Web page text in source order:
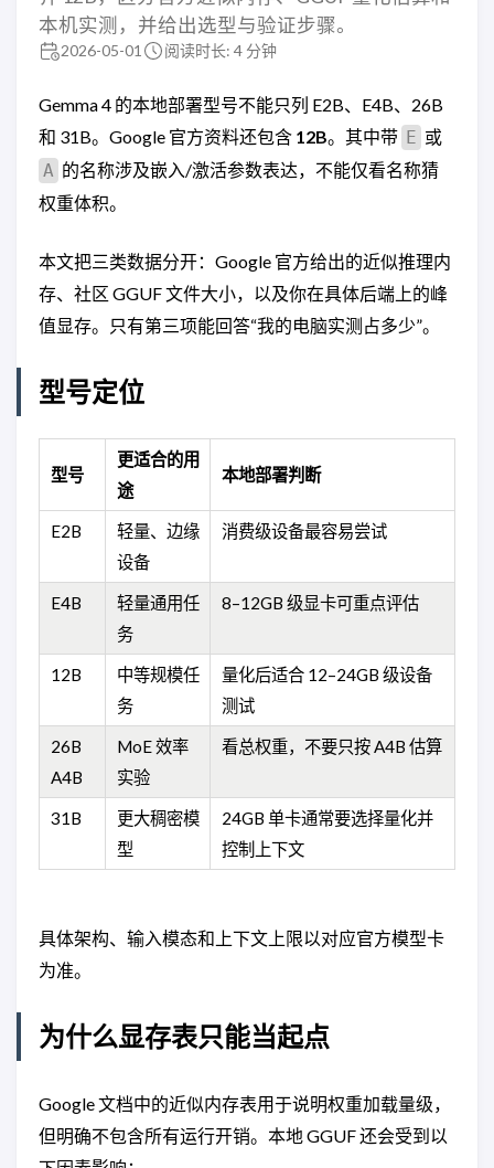
本机实测，并给出选型与验证步骤。
2026-05-01 阅读时长: 4 分钟
Gemma 4 的本地部署型号不能只列 E2B、E4B、26B
和 31B。Google 官方资料还包含 12B。其中带 E 或
A 的名称涉及嵌入/激活参数表达，不能仅看名称猜
权重体积。
本文把三类数据分开：Google 官方给出的近似推理内
存、社区 GGUF 文件大小，以及你在具体后端上的峰
值显存。只有第三项能回答“我的电脑实测占多少”。
型号定位
型号
更适合的用
途
本地部署判断
E2B
轻量、边缘
设备
消费级设备最容易尝试
E4B
轻量通用任
务
8–12GB 级显卡可重点评估
12B
中等规模任
务
量化后适合 12–24GB 级设备
测试
26B
A4B
MoE 效率
实验
看总权重，不要只按 A4B 估算
31B
更大稠密模
型
24GB 单卡通常要选择量化并
控制上下文
具体架构、输入模态和上下文上限以对应官方模型卡
为准。
为什么显存表只能当起点
Google 文档中的近似内存表用于说明权重加载量级，
但明确不包含所有运行开销。本地 GGUF 还会受到以